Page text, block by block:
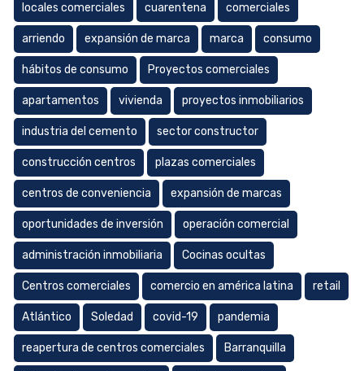
locales comerciales cuarentena comerciales
arriendo expansión de marca marca consumo
hábitos de consumo Proyectos comerciales
apartamentos vivienda proyectos inmobiliarios
industria del cemento sector constructor
construcción centros plazas comerciales
centros de conveniencia expansión de marcas
oportunidades de inversión operación comercial
administración inmobiliaria Cocinas ocultas
Centros comerciales comercio en américa latina retail
Atlántico Soledad covid-19 pandemia
reapertura de centros comerciales Barranquilla